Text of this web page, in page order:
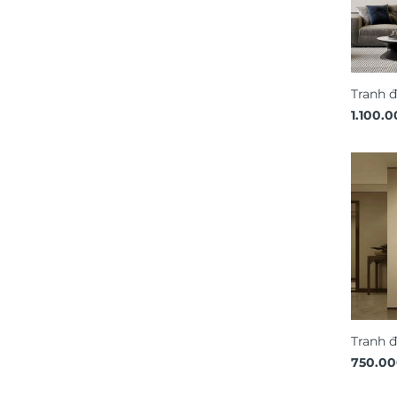
Tranh
phong
Tranh
3D